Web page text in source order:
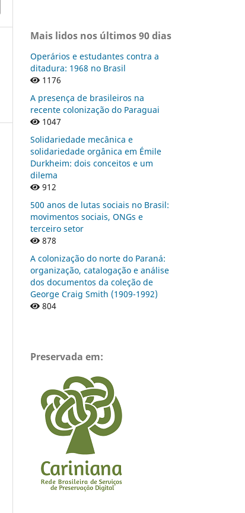
Mais lidos nos últimos 90 dias
Operários e estudantes contra a
ditadura: 1968 no Brasil
1176
A presença de brasileiros na
recente colonização do Paraguai
1047
Solidariedade mecânica e
solidariedade orgânica em Émile
Durkheim: dois conceitos e um
dilema
912
500 anos de lutas sociais no Brasil:
movimentos sociais, ONGs e
terceiro setor
878
A colonização do norte do Paraná:
organização, catalogação e análise
dos documentos da coleção de
George Craig Smith (1909-1992)
804
Preservada em: